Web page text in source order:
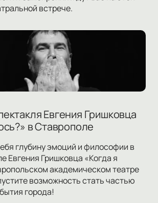
встрече.
Евгения Гришковца
в Ставрополе
глубину эмоций и философии в
Евгения Гришковца «Когда я
академическом театре
возможность стать частью
города!